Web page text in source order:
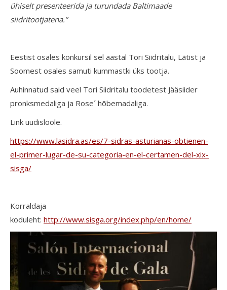
ühiselt presenteerida ja turundada Baltimaade
siidritootjatena.”
Eestist osales konkursil sel aastal Tori Siidritalu, Lätist ja
Soomest osales samuti kummastki üks tootja.
Auhinnatud said veel Tori Siidritalu toodetest Jääsiider
pronksmedaliga ja Rose´ hõbemadaliga.
Link uudisloole.
https://www.lasidra.as/es/7-sidras-asturianas-obtienen-
el-primer-lugar-de-su-categoria-en-el-certamen-del-xix-
sisga/
Korraldaja
koduleht: http://www.sisga.org/index.php/en/home/